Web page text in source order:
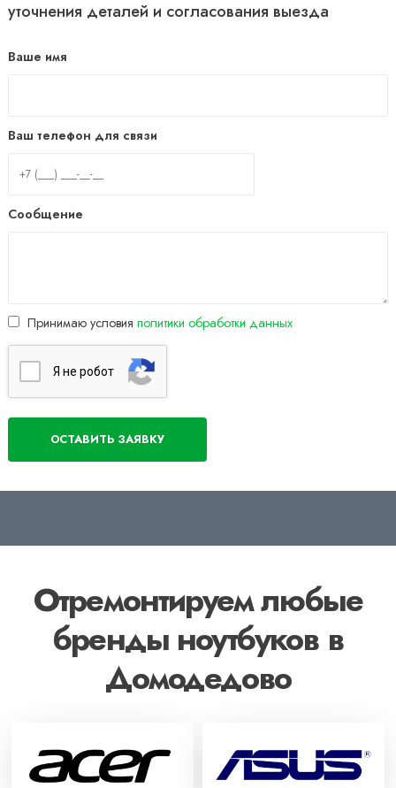
уточнения деталей и согласования выезда
Ваше имя
Ваш телефон для связи
Сообщение
Принимаю условия политики обработки данных
Я нe poбoт
Отремонтируем любые
бренды ноутбуков в
Домодедово